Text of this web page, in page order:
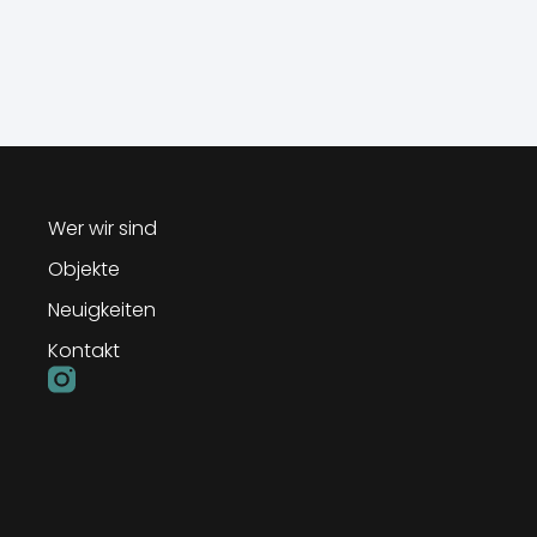
Wer wir sind
Objekte
Neuigkeiten
Kontakt